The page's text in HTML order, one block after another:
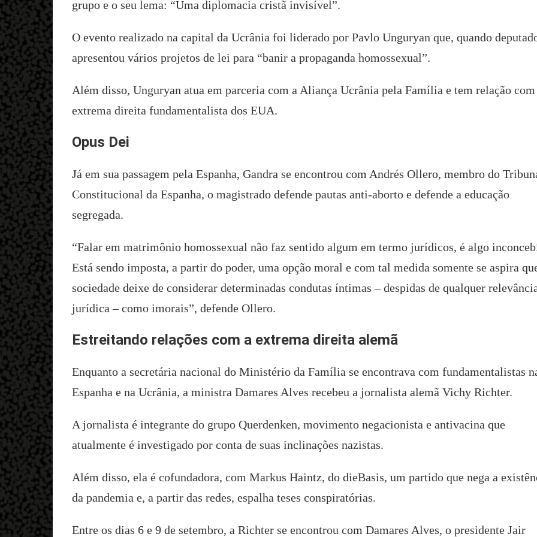
grupo e o seu lema: “Uma diplomacia cristã invisível”.
O evento realizado na capital da Ucrânia foi liderado por Pavlo Unguryan que, quando
apresentou vários projetos de lei para “banir a propaganda homossexual”.
Além disso, Unguryan atua em parceria com a Aliança Ucrânia pela Família e tem relação com
extrema direita fundamentalista dos EUA.
Opus Dei
Já em sua passagem pela Espanha, Gandra se encontrou com Andrés Ollero, membro do
Constitucional da Espanha, o magistrado defende pautas anti-aborto e defende a educação
segregada.
“Falar em matrimônio homossexual não faz sentido algum em termo jurídicos, é algo
Está sendo imposta, a partir do poder, uma opção moral e com tal medida somente se aspira
sociedade deixe de considerar determinadas condutas íntimas – despidas de qualquer
jurídica – como imorais”, defende Ollero.
Estreitando relações com a extrema direita alemã
Enquanto a secretária nacional do Ministério da Família se encontrava com fundamentalistas
Espanha e na Ucrânia, a ministra Damares Alves recebeu a jornalista alemã Vichy Richter.
A jornalista é integrante do grupo Querdenken, movimento negacionista e antivacina que
atualmente é investigado por conta de suas inclinações nazistas.
Além disso, ela é cofundadora, com Markus Haintz, do dieBasis, um partido que nega a
da pandemia e, a partir das redes, espalha teses conspiratórias.
Entre os dias 6 e 9 de setembro, a Richter se encontrou com Damares Alves, o presidente Jair